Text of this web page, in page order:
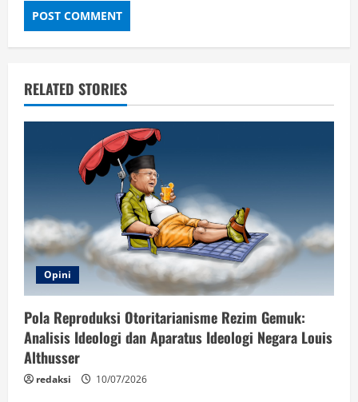
RELATED STORIES
Opini
Pola Reproduksi Otoritarianisme Rezim Gemuk:
Analisis Ideologi dan Aparatus Ideologi Negara Louis
Althusser
redaksi 10/07/2026